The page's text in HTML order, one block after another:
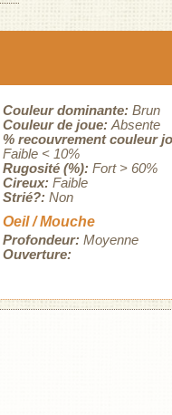
Couleur dominante: Brun
Couleur de joue: Absente
% recouvrement couleur
Faible < 10%
Rugosité (%): Fort > 60%
Cireux: Faible
Strié?: Non
Oeil / Mouche
Profondeur: Moyenne
Ouverture: